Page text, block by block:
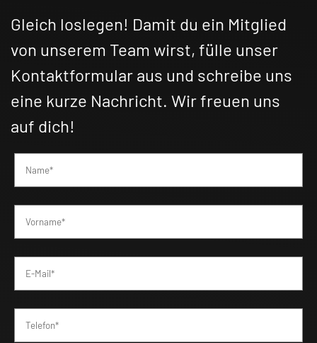
Gleich loslegen! Damit du ein Mitglied
von unserem Team wirst, fülle unser
Kontaktformular aus und schreibe uns
eine kurze Nachricht. Wir freuen uns
auf dich!